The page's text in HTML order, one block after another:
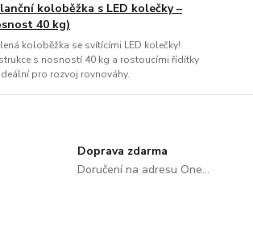
koloběžka s LED kolečky –
40 kg)
koloběžka se svítícími LED kolečky!
s nosností 40 kg a rostoucími řídítky
pro rozvoj rovnováhy.
Doprava zdarma
Doručení na adresu One...